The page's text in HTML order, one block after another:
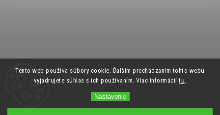
Tento web používa súbory cookie. Ďalším prechádzaním tohto webu
vyjadrujete súhlas s ich používaním. Viac informáciítu.
Nastavenie